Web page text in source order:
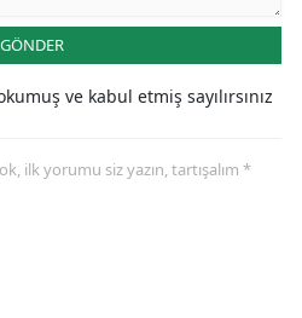
GÖNDER
ve kabul etmiş sayılırsınız
ilk yorumu siz yazın, tartışalım *